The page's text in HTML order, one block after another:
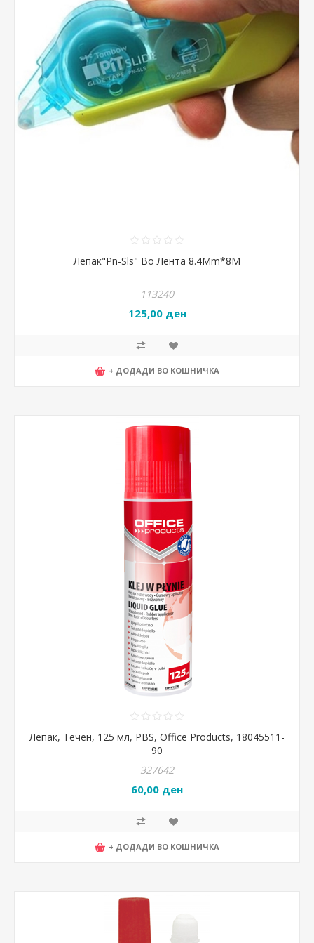
Лепак"Pn-Sls" Во Лента 8.4Mm*8M
113240
125,00 ден
+ ДОДАДИ ВО КОШНИЧКА
Лепак, Течен, 125 мл, PBS, Office Products, 18045511-
90
327642
60,00 ден
+ ДОДАДИ ВО КОШНИЧКА